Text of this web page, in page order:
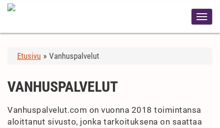
Etusivu » Vanhuspalvelut
VANHUSPALVELUT
Vanhuspalvelut.com on vuonna 2018 toimintansa
aloittanut sivusto, jonka tarkoituksena on saattaa